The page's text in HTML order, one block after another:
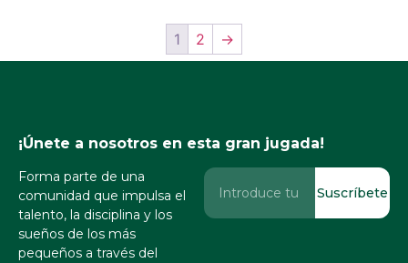
1 2 →
¡Únete a nosotros en esta gran jugada!
Forma parte de una
comunidad que impulsa el
talento, la disciplina y los
sueños de los más
pequeños a través del
Suscríbete